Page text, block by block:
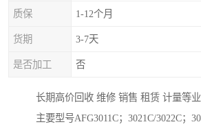
质保 1-12个月
货期 3-7天
是否加工 否
长期高价回收 维修 销售 租赁 计量等业
主要型号AFG3011C；3021C/3022C；